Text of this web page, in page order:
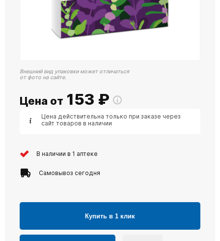
Внешний вид упаковки может отличаться
от фото на сайте.
Цена от 153 ₽
Цена действительна только при заказе через
сайт товаров в наличии
В наличии в 1 аптеке
Самовывоз сегодня
Купить в 1 клик